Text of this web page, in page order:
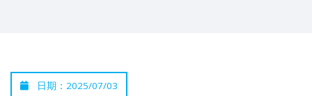
日期：2025/07/03